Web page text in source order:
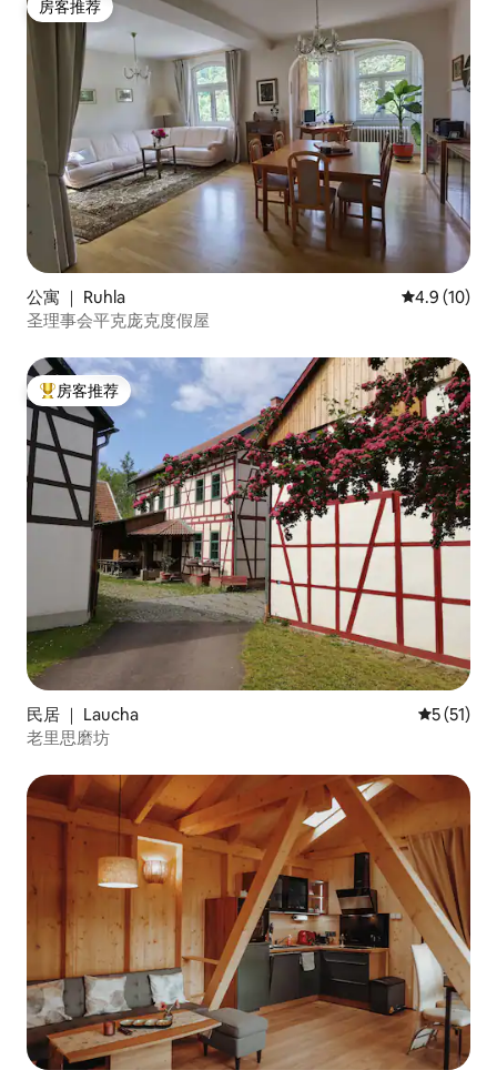
达前告诉我您想要的日期。
房客推荐
房客推荐
公寓 ｜ Ruhla 平均评分
4.9 (10)
圣理事会平克庞克度假屋
热门「房客推荐」
房客推荐
民居 ｜ Laucha 平均评分
5 (51)
老里思磨坊